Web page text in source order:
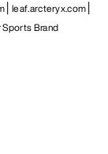
leaf.arcteryx.com
Brand